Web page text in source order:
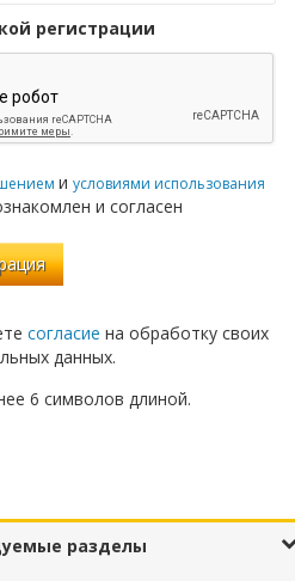
регистрации
и условиями использования
и согласен
согласие на обработку своих
данных.
6 символов длиной.
разделы